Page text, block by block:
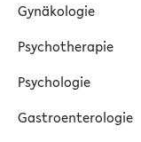
Gynäkologie
Psychotherapie
Psychologie
Gastroenterologie